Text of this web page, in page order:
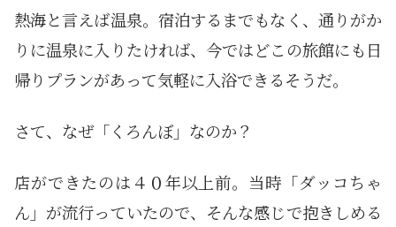
熱海と言えば温泉。宿泊するまでもなく、通りがか
りに温泉に入りたければ、今ではどこの旅館にも日
帰りプランがあって気軽に入浴できるそうだ。
さて、なぜ「くろんぼ」なのか？
店ができたのは４０年以上前。当時「ダッコちゃ
ん」が流行っていたので、そんな感じで抱きしめる